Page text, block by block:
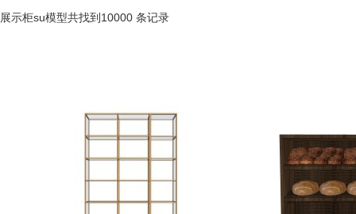
展示柜su模型共找到10000 条记录